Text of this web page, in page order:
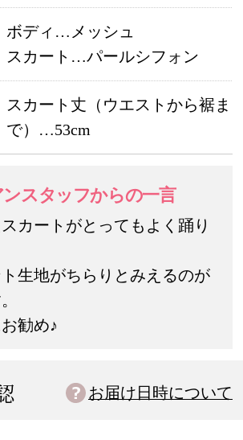
ボディ…メッシュ
スカート…パールシフォン
スカート丈（ウエストから裾ま
で）…53cm
スタッフからの一言
カートがとってもよく踊り
生地がちらりとみえるのが
勧め♪
お届け日時について